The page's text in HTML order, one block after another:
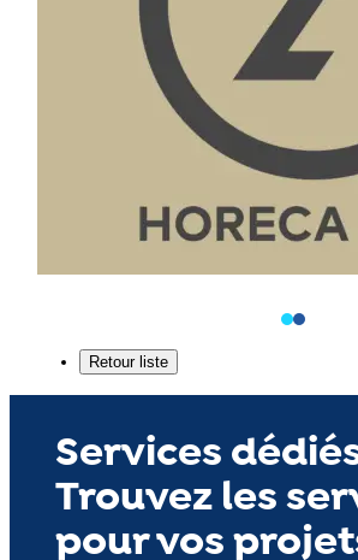
Services
Trouvez les
pour vos